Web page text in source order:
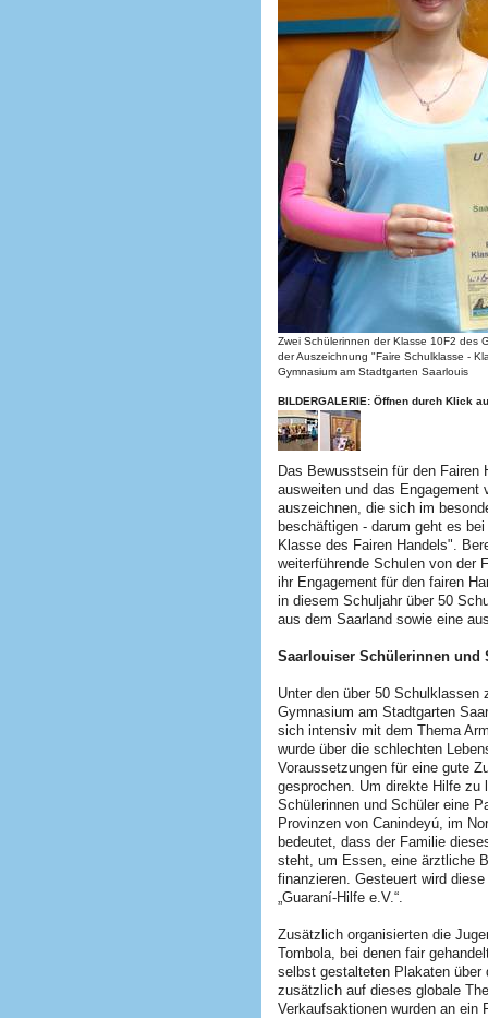
Zwei Schülerinnen der Klasse 10F2 des
der Auszeichnung "Faire Schulklasse -
Gymnasium am Stadtgarten Saarlouis
BILDERGALERIE: Öffnen durch Klick
Das Bewusstsein für den Fairen
ausweiten und das Engagement
auszeichnen, die sich im
beschäftigen - darum geht es
Klasse des Fairen Handels".
weiterführende Schulen von
ihr Engagement für den fairen
in diesem Schuljahr über 50
aus dem Saarland sowie eine
Saarlouiser Schülerinnen
Unter den über 50
Gymnasium am Stadtgarten
sich intensiv mit dem Thema
wurde über die schlechten
Voraussetzungen für eine gute
gesprochen. Um direkte Hilfe
Schülerinnen und Schüler eine
Provinzen von Canindeyú, im
bedeutet, dass der Familie
steht, um Essen, eine ärztliche
finanzieren. Gesteuert wird
„Guaraní-Hilfe e.V.“.
Zusätzlich organisierten die
Tombola, bei denen fair
selbst gestalteten Plakaten über
zusätzlich auf dieses globale
Verkaufsaktionen wurden an ein